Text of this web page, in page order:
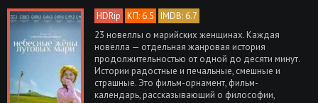
HDRip КП: 6.5 IMDB: 6.7
23 новеллы о марийских женщинах. Каждая
новелла — отдельная жанровая история
продолжительностью от одной до десяти минут.
Истории радостные и печальные, смешные и
страшные. Это фильм-орнамент, фильм-
календарь, рассказывающий о философии,